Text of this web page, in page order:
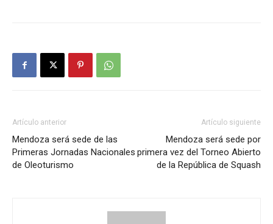
Artículo anterior
Mendoza será sede de las
Primeras Jornadas Nacionales
de Oleoturismo
Artículo siguiente
Mendoza será sede por
primera vez del Torneo Abierto
de la República de Squash